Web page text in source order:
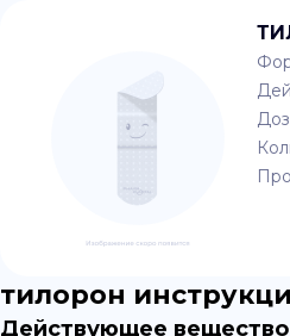
тилорон
Действующее вещество